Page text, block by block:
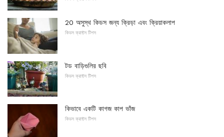
20 অসুস্থ কিডস জন্য ক্রিড়া এবং ক্রিয়াকলাপ
কিডস ক্রাফ্টস টিপস
টড বাড়িগুলির ছবি
কিডস ক্রাফ্টস টিপস
কিভাবে একটি কাগজ কাপ ভাঁজ
কিডস ক্রাফ্টস টিপস